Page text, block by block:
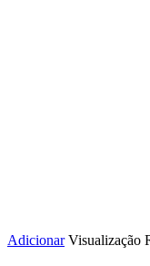
Adicionar Visualização